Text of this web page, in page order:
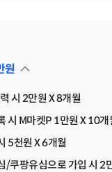
원
시 2만원 X 8개월
시 M마켓P 1만원 X 10개
5천원 X 6개월
/쿠팡유심으로 가입 시 2